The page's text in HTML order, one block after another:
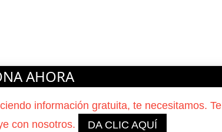
AHORA
información gratuita, te necesitamos. Te
con nosotros.
DA CLIC AQUÍ